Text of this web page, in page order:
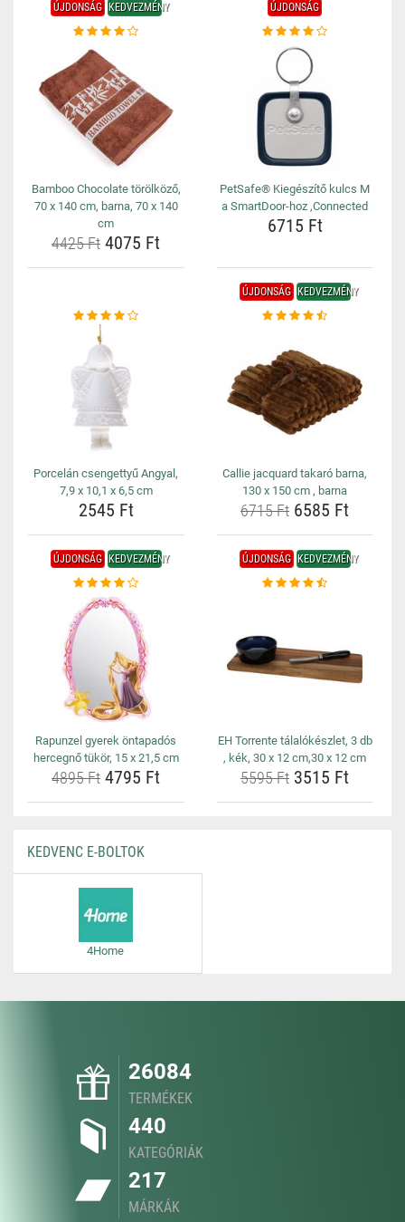
ÚJDONSÁG KEDVEZMÉNY
Bamboo Chocolate törölköző,
70 x 140 cm, barna, 70 x 140
cm
4425 Ft 4075 Ft
ÚJDONSÁG
PetSafe® Kiegészítő kulcs M
a SmartDoor-hoz ,Connected
6715 Ft
Porcelán csengettyű Angyal,
7,9 x 10,1 x 6,5 cm
2545 Ft
ÚJDONSÁG KEDVEZMÉNY
Callie jacquard takaró barna,
130 x 150 cm , barna
6715 Ft 6585 Ft
ÚJDONSÁG KEDVEZMÉNY
Rapunzel gyerek öntapadós
hercegnő tükör, 15 x 21,5 cm
4895 Ft 4795 Ft
ÚJDONSÁG KEDVEZMÉNY
EH Torrente tálalókészlet, 3 db
, kék, 30 x 12 cm,30 x 12 cm
5595 Ft 3515 Ft
KEDVENC E-BOLTOK
4Home
26084
TERMÉKEK
440
KATEGÓRIÁK
217
MÁRKÁK